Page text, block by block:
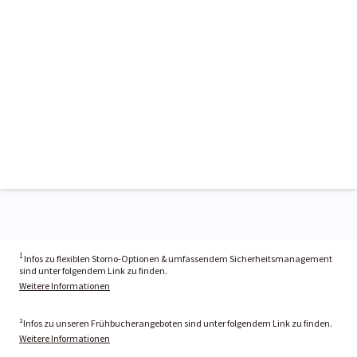
1 Infos zu flexiblen Storno-Optionen & umfassendem Sicherheitsmanagement
sind unter folgendem Link zu finden.
Weitere Informationen
²Infos zu unseren Frühbucherangeboten sind unter folgendem Link zu finden.
Weitere Informationen